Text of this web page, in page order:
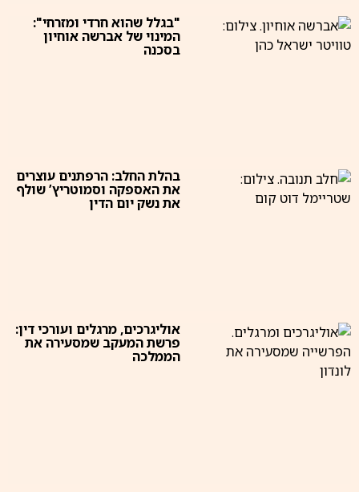
"בגלל שהוא חרדי ומזרחי":
המינוי של אברשה אוחיון
בסכנה
בהלת החלב: הרפתנים עוצרים
את האספקה וסמוטריץ’ שולף
את נשק יום הדין
אוליגרכים, מרגלים ועורכי דין:
פרשת המעקב שמסעירה את
הממלכה